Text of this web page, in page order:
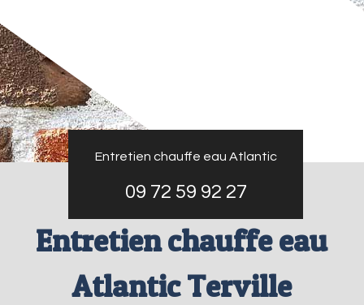
Entretien chauffe eau Atlantic
09 72 59 92 27
Entretien chauffe eau
Atlantic Terville